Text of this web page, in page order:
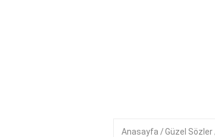
Anasayfa Güzel Sözler